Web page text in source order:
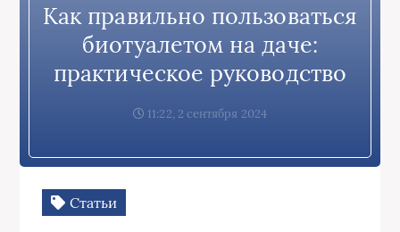
Как правильно пользоваться
биотуалетом на даче:
практическое руководство
11:22, 2 сентября 2024
Статьи